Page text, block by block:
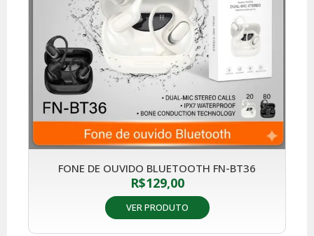
FONE DE OUVIDO BLUETOOTH FN-BT36
R$129,00
VER PRODUTO